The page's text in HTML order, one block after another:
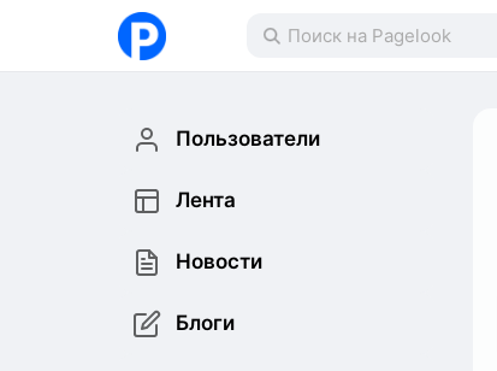
Пользователи
Лента
Новости
Блоги